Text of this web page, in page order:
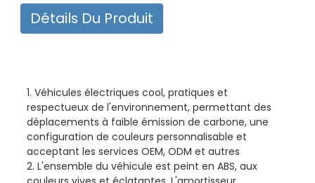
Détails Du Produit
1. Véhicules électriques cool, pratiques et
respectueux de l'environnement, permettant des
déplacements à faible émission de carbone, une
configuration de couleurs personnalisable et
acceptant les services OEM, ODM et autres
2. L'ensemble du véhicule est peint en ABS, aux